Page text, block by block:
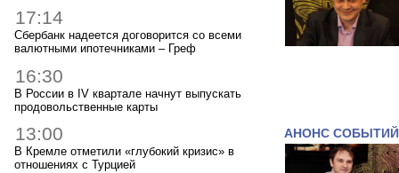
17:14
Сбербанк надеется договорится со всеми
валютными ипотечниками – Греф
16:30
В России в IV квартале начнут выпускать
продовольственные карты
13:00
В Кремле отметили «глубокий кризис» в
отношениях с Турцией
АНОНС СОБЫТИЙ